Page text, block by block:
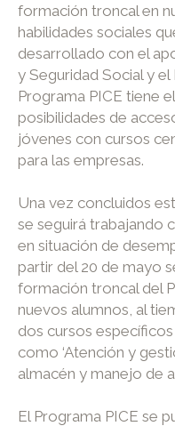
formación troncal en
habilidades sociales
desarrollado con el
y Seguridad Social y
Programa PICE tiene
posibilidades de
jóvenes con cursos
para las empresas.
Una vez concluidos
se seguirá trabajando
en situación de
partir del 20 de mayo
formación troncal del
nuevos alumnos, al
dos cursos
como ‘Atención y
almacén y manejo de
El Programa PICE se